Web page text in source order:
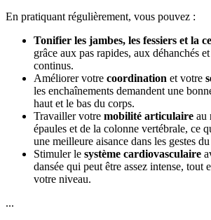
En pratiquant régulièrement, vous pouvez :
Tonifier les jambes, les fessiers et la
grâce aux pas rapides, aux déhanchés
continus.
Améliorer votre coordination et votre
les enchaînements demandent une
haut et le bas du corps.
Travailler votre mobilité articulaire au
épaules et de la colonne vertébrale, ce
une meilleure aisance dans les gestes
Stimuler le système cardiovasculaire
dansée qui peut être assez intense, tout
votre niveau.
...